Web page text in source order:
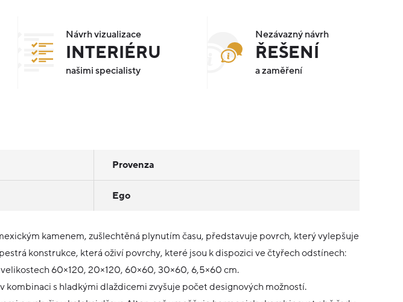
Návrh vizualizace
INTERIÉRU
našimi specialisty
Nezávazný návrh
ŘEŠENÍ
a zaměření
Provenza
Ego
kamenem, zušlechtěná plynutím času, představuje povrch, který vylepšuje
konstrukce, která oživí povrchy, které jsou k dispozici ve čtyřech odstínech:
60×120, 20×120, 60×60, 30×60, 6,5×60 cm.
kombinaci s hladkými dlaždicemi zvyšuje počet designových možností.